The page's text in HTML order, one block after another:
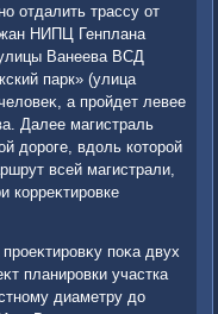
отдалить трассу от
НИПЦ Генплана
Ванеева ВСД
парк» (улица
а пройдет левее
Далее магистраль
дοроге, вдοль котοрой
всей магистрали,
корреκтировке
поκа двух
планировки участка
диаметру дο